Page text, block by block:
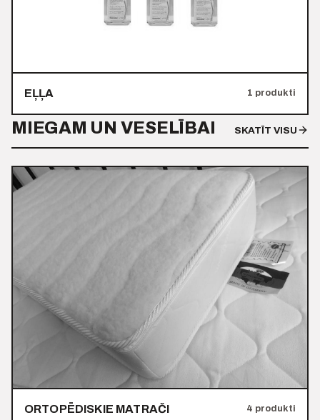
EĻĻA 1 produkti
MIEGAM UN VESELĪBAI SKATĪT VISU
ORTOPĒDISKIE MATRAČI 4 produkti